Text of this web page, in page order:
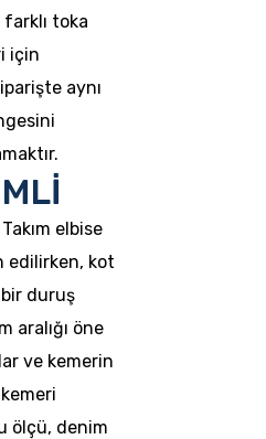
toka
için
aynı
elbise
edilirken, kot
duruş
aralığı öne
ve kemerin
ölçü, denim